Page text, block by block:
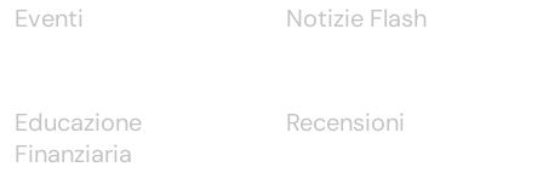
Eventi
Educazione
Finanziaria
Notizie Flash
Recensioni